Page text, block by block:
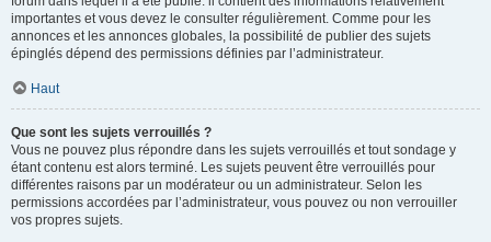
importantes et vous devez le consulter régulièrement. Comme pour les
annonces et les annonces globales, la possibilité de publier des sujets
épinglés dépend des permissions définies par l’administrateur.
Haut
Que sont les sujets verrouillés ?
Vous ne pouvez plus répondre dans les sujets verrouillés et tout sondage y
étant contenu est alors terminé. Les sujets peuvent être verrouillés pour
différentes raisons par un modérateur ou un administrateur. Selon les
permissions accordées par l’administrateur, vous pouvez ou non verrouiller
vos propres sujets.